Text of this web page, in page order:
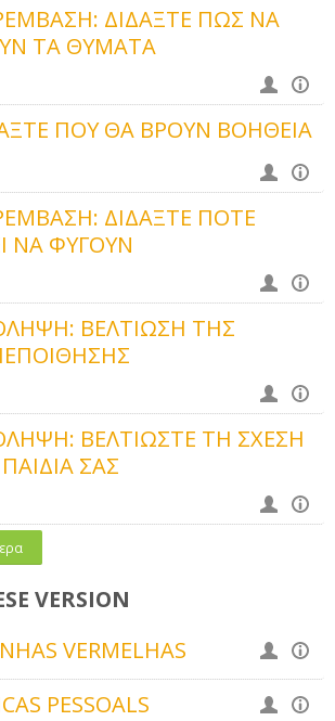
ΔΙΔΑΞΤΕ ΠΩΣ ΝΑ
ΤΑ ΘΥΜΑΤΑ
ΠΟΥ ΘΑ ΒΡΟΥΝ ΒΟΗΘΕΙΑ
ΔΙΔΑΞΤΕ ΠΟΤΕ
ΝΑ ΦΥΓΟΥΝ
ΒΕΛΤΙΩΣΗ ΤΗΣ
ΒΕΛΤΙΩΣΤΕ ΤΗ ΣΧΕΣΗ
ΣΑΣ
VERSION
VERMELHAS
PESSOALS